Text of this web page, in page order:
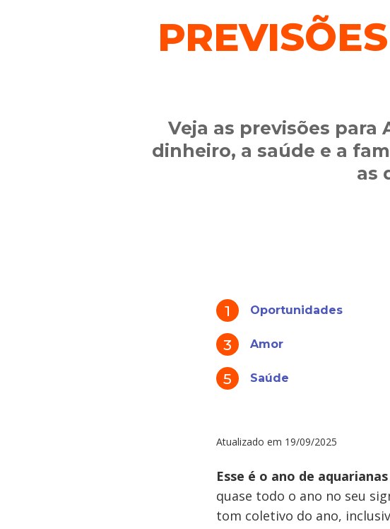
Veja as previsões para
dinheiro, a saúde e a
as
Oportunidades
Amor
Saúde
Atualizado em 19/09/2025
Esse é o ano de
quase todo o ano no seu
tom coletivo do ano,